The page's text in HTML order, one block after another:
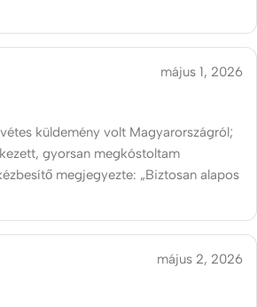
május 1, 2026
küldemény volt Magyarországról;
gyorsan megkóstoltam
megjegyezte: „Biztosan alapos
május 2, 2026